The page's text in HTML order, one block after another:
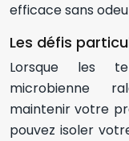
efficace sans
Les défis
Lorsque les
microbienne
maintenir votre
pouvez isoler